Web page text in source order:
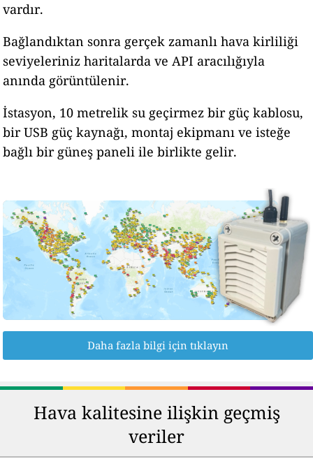
vardır.
Bağlandıktan sonra gerçek zamanlı hava kirliliği
seviyeleriniz haritalarda ve API aracılığıyla
anında görüntülenir.
İstasyon, 10 metrelik su geçirmez bir güç kablosu,
bir USB güç kaynağı, montaj ekipmanı ve isteğe
bağlı bir güneş paneli ile birlikte gelir.
Daha fazla bilgi için tıklayın
Hava kalitesine ilişkin geçmiş
veriler